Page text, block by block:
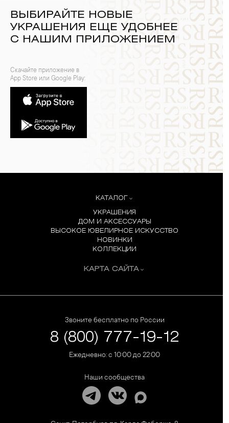
ВЫБИРАЙТЕ НОВЫЕ
УКРАШЕНИЯ ЕЩЕ УДОБНЕЕ
С НАШИМ ПРИЛОЖЕНИЕМ
Скачайте приложение в
App Store или Google Play:
КАТАЛОГ
УКРАШЕНИЯ
ДОМ И АКСЕССУАРЫ
ВЫСОКОЕ ЮВЕЛИРНОЕ ИСКУССТВО
НОВИНКИ
КОЛЛЕКЦИИ
КАРТА САЙТА
Звоните бесплатно по России
8 (800) 777-19-12
Ежедневно: с 10:00 до 22:00
Наши сообщества